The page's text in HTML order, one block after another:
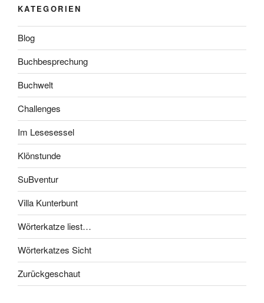
KATEGORIEN
Blog
Buchbesprechung
Buchwelt
Challenges
Im Lesesessel
Klönstunde
SuBventur
Villa Kunterbunt
Wörterkatze liest…
Wörterkatzes Sicht
Zurückgeschaut